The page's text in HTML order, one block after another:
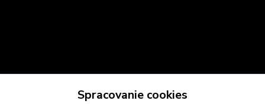
Spracovanie cookies